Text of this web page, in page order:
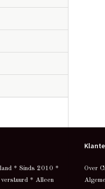
* Sinds 2010 *
* Alleen
Over